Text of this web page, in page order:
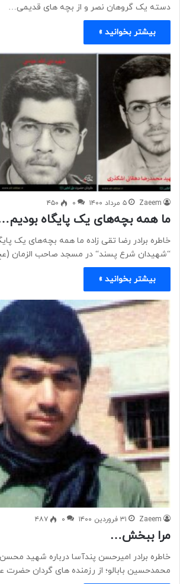
دسته یک گروهان نصر و از بچه های قدیمی…
بیشتر بخوانید »
Zaeem ۵ مرداد ۱۴۰۰ ۰ ۴۵۰
ما همه بچه‌های یک پایگاه
خاطره برادر رضا تقی زاده ما همه بچه‌های یک
“شهیدان شرع پسند“ در مسجد صاحب الزمان
بیشتر بخوانید »
Zaeem ۳۱ فروردین ۱۴۰۰ ۰ ۴۸۷
مرا ببخش…
خاطره برادر امیرحسن پندآسا درباره شهید محسن
محمدحسین بابالو؛ از رزمنده های گردان حضرت